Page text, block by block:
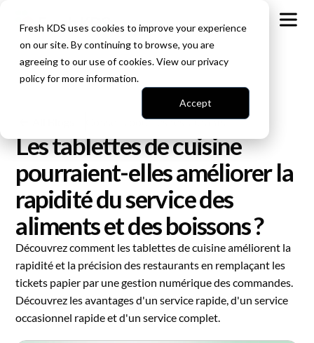
Fresh KDS uses cookies to improve your experience
on our site. By continuing to browse, you are
agreeing to our use of cookies. View ourprivacy
policyfor more information.
Accept
Conseils pour les restaurants
Les tablettes de cuisine
pourraient-elles améliorer la
rapidité du service des
aliments et des boissons ?
Découvrez comment les tablettes de cuisine améliorent la
rapidité et la précision des restaurants en remplaçant les
tickets papier par une gestion numérique des commandes.
Découvrez les avantages d'un service rapide, d'un service
occasionnel rapide et d'un service complet.